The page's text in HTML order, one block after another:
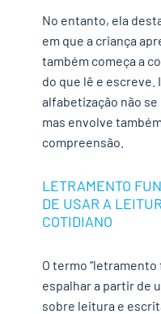
No entanto, ela
em que a criança
também começa a
do que lê e escreve.
alfabetização não
mas envolve
compreensão.
LETRAMENTO
DE USAR A
COTIDIANO
O termo “letramento
espalhar a partir de
sobre leitura e